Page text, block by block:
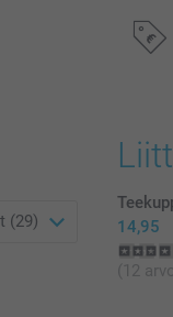
14,95
(12